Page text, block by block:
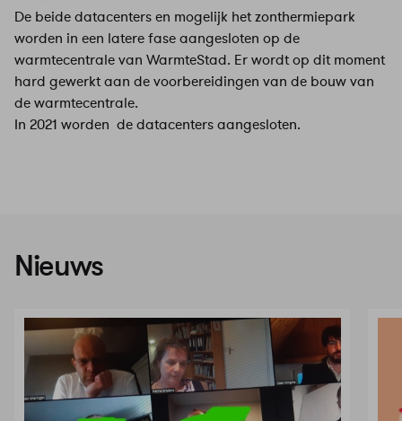
De beide datacenters en mogelijk het zonthermiepark
worden in een latere fase aangesloten op de
warmtecentrale van WarmteStad. Er wordt op dit moment
hard gewerkt aan de voorbereidingen van de bouw van
de warmtecentrale.
In 2021 worden de datacenters aangesloten.
Nieuws